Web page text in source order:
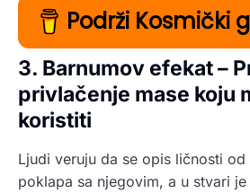
Podrži Kosmički
3. Barnumov efekat –
privlačenje mase koju
koristiti
Ljudi veruju da se opis ličnosti od
poklapa sa njegovim, a u stvari